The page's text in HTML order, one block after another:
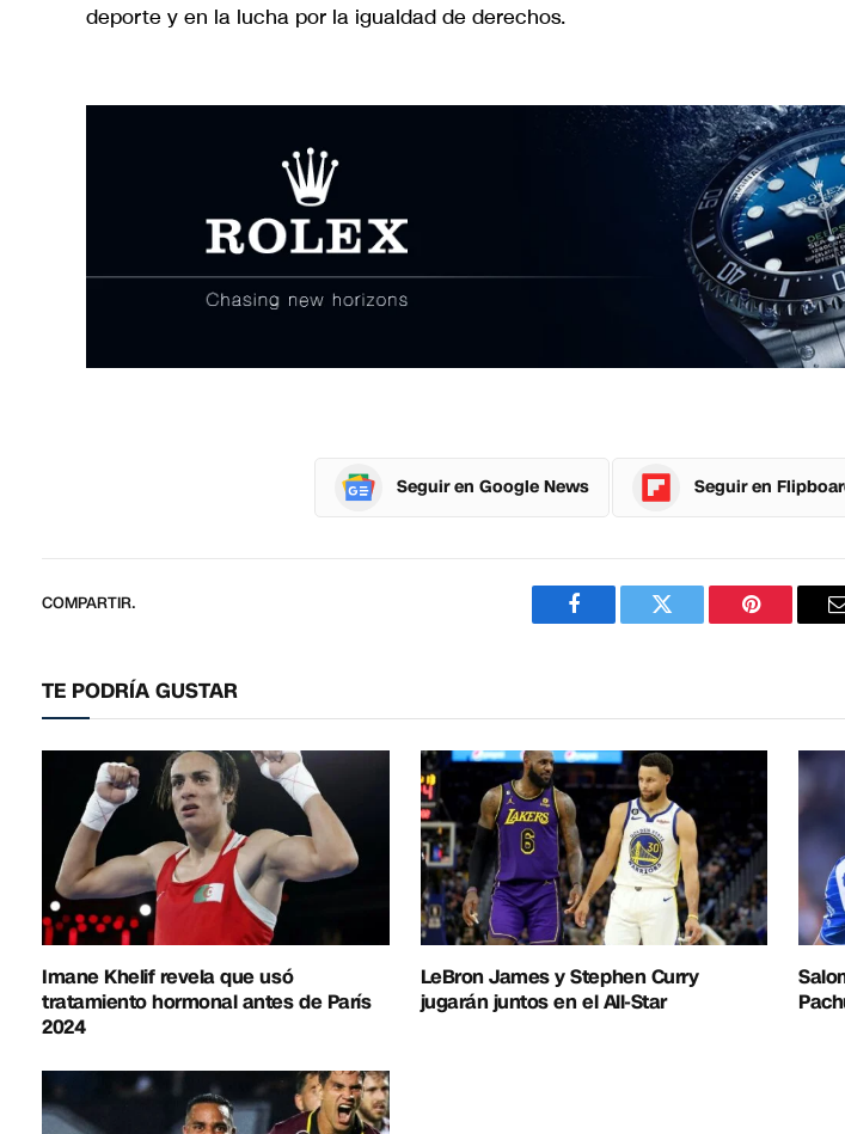
deporte y en la lucha por la igualdad de derechos.
Seguir en Google News Seguir en
COMPARTIR.
FacebookTwitter Pinterest
TE PODRÍA GUSTAR
Imane Khelif revela que usó
tratamiento hormonal antes de París
2024
LeBron James y Stephen Curry
jugarán juntos en el All-Star